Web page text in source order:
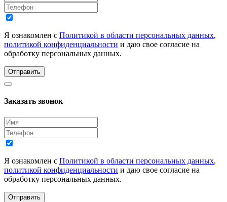
Я ознакомлен с Политикой в области персональных данных,
политикой конфиденциальности и даю свое согласие на
обработку персональных данных.
Отправить
Заказать звонок
Я ознакомлен с Политикой в области персональных данных,
политикой конфиденциальности и даю свое согласие на
обработку персональных данных.
Отправить